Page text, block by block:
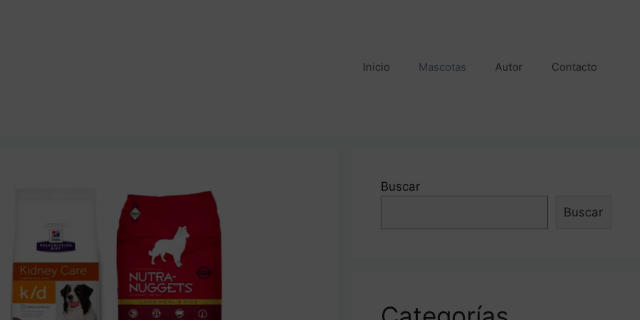
Inicio Mascotas Autor Contacto
Buscar
Buscar